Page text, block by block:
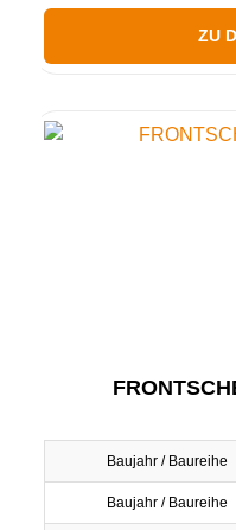
ZU
Baujahr / Baureihe
Baujahr / Baureihe